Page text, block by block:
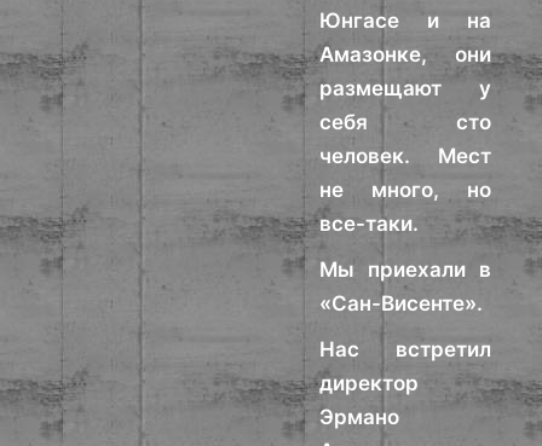
Юнгасе и на
Амазонке, они
размещают у
себя сто
человек. Мест
не много, но
все-таки.
Мы приехали в
«Сан-Висенте».
Нас встретил
директор
Эрмано